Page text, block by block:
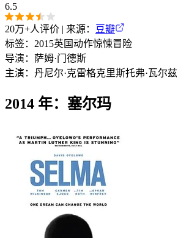
6.5
20万+人评价 | 来源：
豆瓣
标签： 2015英国动作惊悚冒险
导演： 萨姆·门德斯
主演： 丹尼尔·克雷格克里斯托弗·瓦尔兹
2014 年：塞尔玛